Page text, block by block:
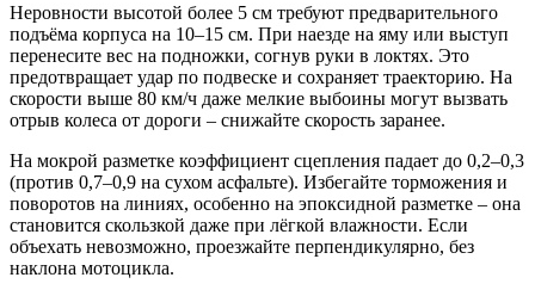
Неровности высотой более 5 см требуют предварительного
подъёма корпуса на 10–15 см. При наезде на яму или выступ
перенесите вес на подножки, согнув руки в локтях. Это
предотвращает удар по подвеске и сохраняет траекторию. На
скорости выше 80 км/ч даже мелкие выбоины могут вызвать
отрыв колеса от дороги – снижайте скорость заранее.
На мокрой разметке коэффициент сцепления падает до 0,2–0,3
(против 0,7–0,9 на сухом асфальте). Избегайте торможения и
поворотов на линиях, особенно на эпоксидной разметке – она
становится скользкой даже при лёгкой влажности. Если
объехать невозможно, проезжайте перпендикулярно, без
наклона мотоцикла.